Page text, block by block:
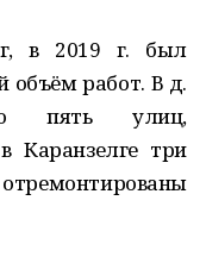
в 2019 г. был
объём работ. В д.
пять улиц,
Каранзелге три